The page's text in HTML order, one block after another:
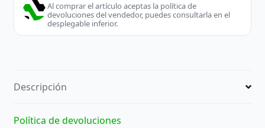
Al comprar el artículo aceptas la política de
devoluciones del vendedor, puedes consultarla en el
desplegable inferior.
Descripción
Política de devoluciones